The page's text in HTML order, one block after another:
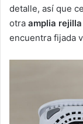
detalle, así que
otra amplia
encuentra fijada